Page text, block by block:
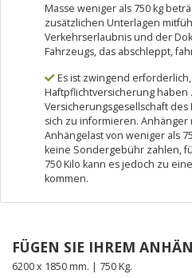
Masse weniger als 750 kg
zusätzlichen Unterlagen
Verkehrserlaubnis und der
Fahrzeugs, das abschleppt,
Es ist zwingend
Haftpflichtversicherung haben
Versicherungsgesellschaft
sich zu informieren. Anhänger
Anhängelast von weniger als
keine Sondergebühr zahlen,
750 Kilo kann es jedoch zu
kommen.
FÜGEN SIE IHREM
6200 x 1850 mm. | 750 Kg.